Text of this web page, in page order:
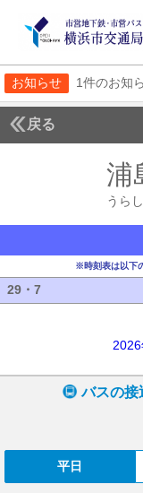
お知らせ 1件のお知
戻る
浦
うら
※時刻表は以下
29・7
バスの接
平日